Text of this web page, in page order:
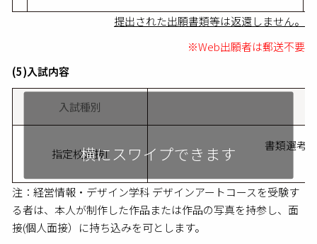
提出された出願書類等は返還しません。
※Web出願者は郵送不要
(5)入試内容
入試種別
指定校選抜I
書類選考
注：経営情報・デザイン学科 デザインアートコースを受験す
る者は、本人が制作した作品または作品の写真を持参し、面
接(個人面接）に持ち込みを可とします。